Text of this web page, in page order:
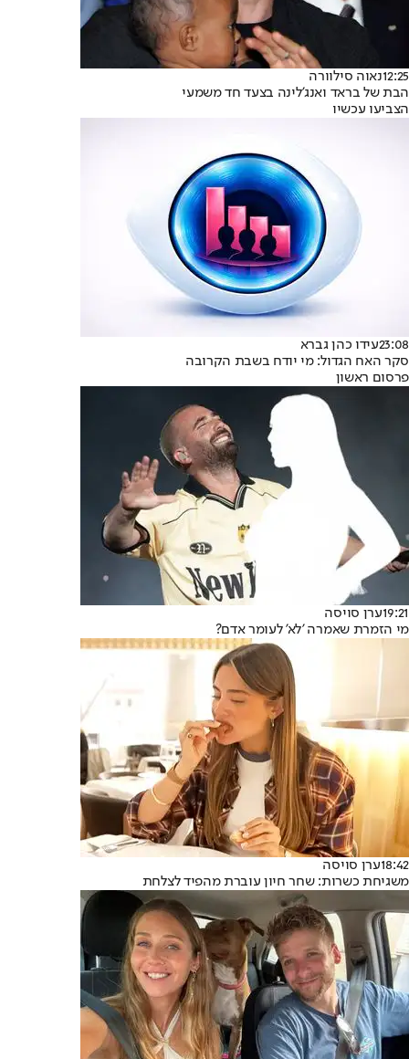
12:25נאוה סילוורה
הבת של בראד ואנג'לינה בצעד חד משמעי
הצביעו עכשיו
23:08עידו כהן גברא
סקר האח הגדול: מי יודח בשבת הקרובה
פרסום ראשון
19:21ערן סויסה
מי הזמרת שאמרה 'לא' לעומר אדם?
18:42ערן סויסה
משגיחת כשרות: שחר חיון עוברת מהפיד לצלחת